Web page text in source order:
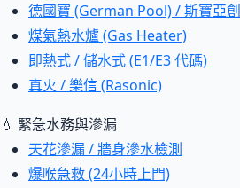
德國寶 (German Pool) / 斯寶亞創
煤氣熱水爐 (Gas Heater)
即熱式 / 儲水式 (E1/E3 代碼)
真火 / 樂信 (Rasonic)
💧 緊急水務與滲漏
天花滲漏 / 牆身滲水檢測
爆喉急救 (24小時上門)